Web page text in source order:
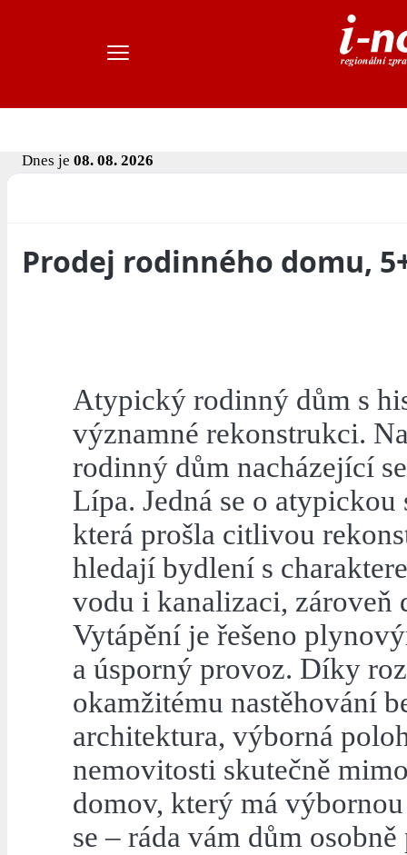
Dnes je 08. 08. 2026
Prodej rodinného domu,
Atypický rodinný dům s
významné rekonstrukci.
rodinný dům nacházející
Lípa. Jedná se o
která prošla citlivou
hledají bydlení s
vodu i kanalizaci, zároveň
Vytápění je řešeno
a úsporný provoz. Díky
okamžitému nastěhování
architektura, výborná
nemovitosti skutečně
domov, který má
se – ráda vám dům